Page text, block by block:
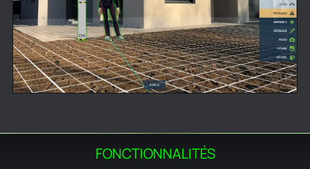
FONCTIONNALITÉS